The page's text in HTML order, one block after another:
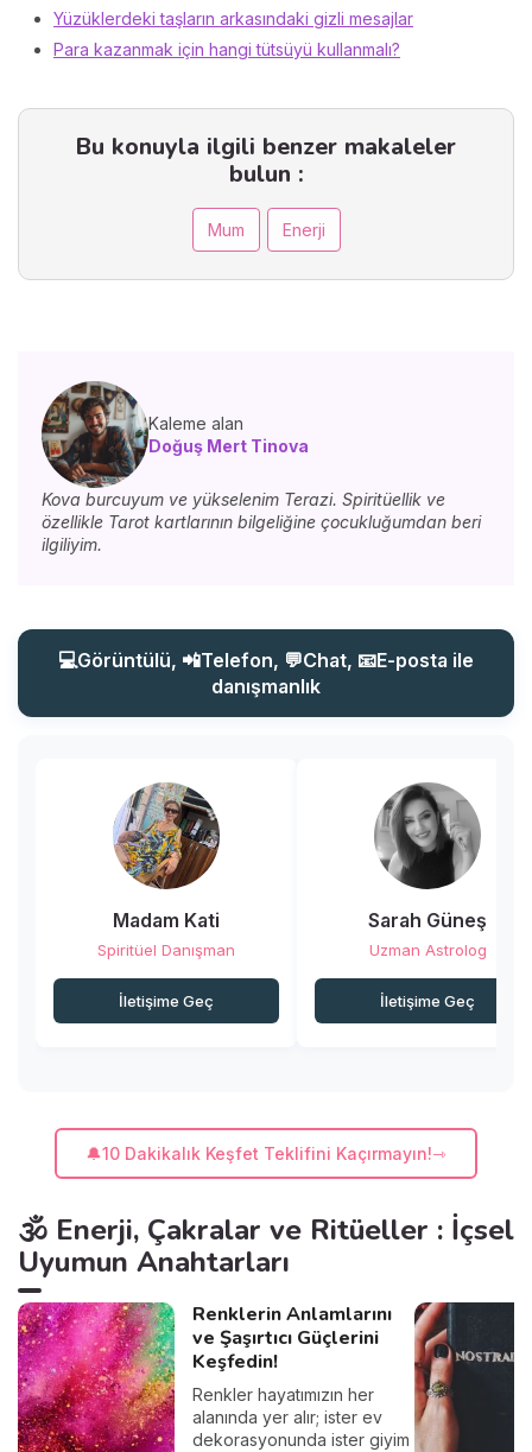
Yüzüklerdeki taşların arkasındaki gizli mesajlar
Para kazanmak için hangi tütsüyü kullanmalı?
Bu konuyla ilgili benzer makaleler
bulun :
Mum Enerji
Kaleme alan
Doğuş Mert Tinova
Kova burcuyum ve yükselenim Terazi. Spiritüellik ve
özellikle Tarot kartlarının bilgeliğine çocukluğumdan beri
ilgiliyim.
💻Görüntülü, 📲Telefon, 💬Chat, 📧E-posta ile
danışmanlık
Madam Kati
Spiritüel Danışman
İletişime Geç
Sarah Güneş
Uzman Astrolog
İletişime Geç
🔔10 Dakikalık Keşfet Teklifini Kaçırmayın!
🕉️ Enerji, Çakralar ve Ritüeller : İçsel
Uyumun Anahtarları
Renklerin Anlamlarını
ve Şaşırtıcı Güçlerini
Keşfedin!
Renkler hayatımızın her
alanında yer alır; ister ev
dekorasyonunda ister giyim